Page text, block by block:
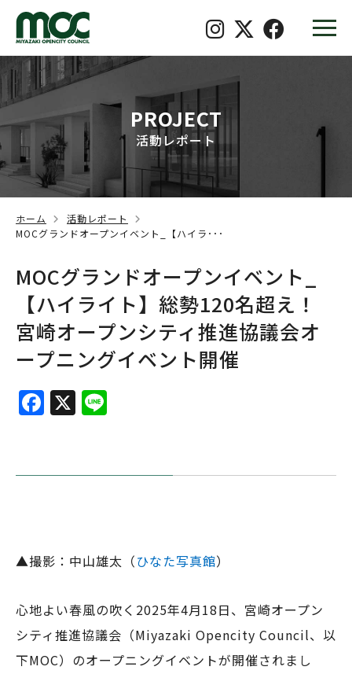
PROJECT
活動レポート
ホーム
活動レポート
MOCグランドオープンイベント_【ハイラ･･･
MOCグランドオープンイベント_
【ハイライト】総勢120名超え！
宮崎オープンシティ推進協議会オ
ープニングイベント開催
F
a
e
o
k
X
▲撮影：中山雄太（ひなた写真館）
心地よい春風の吹く2025年4月18日、宮崎オープン
シティ推進協議会（Miyazaki Opencity Council、以
下MOC）のオープニングイベントが開催されまし